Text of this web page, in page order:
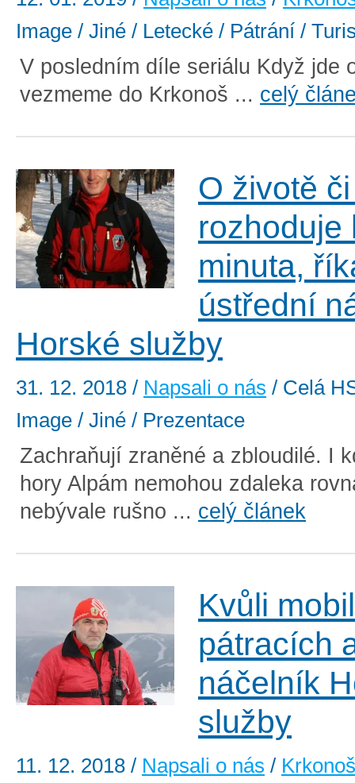
Image / Jiné / Letecké / Pátrání /
V posledním díle seriálu Když jde
vezmeme do Krkonoš ... celý
O životě
rozhoduje
minuta,
ústřední
Horské služby
31. 12. 2018 / Napsali o nás / Celá
Image / Jiné / Prezentace
Zachraňují zraněné a zbloudilé. I
hory Alpám nemohou zdaleka
nebývale rušno ... celý článek
Kvůli
pátracích
náčelník
služby
11. 12. 2018 / Napsali o nás /